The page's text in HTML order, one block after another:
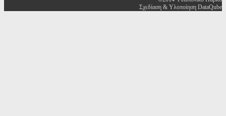
Σχεδίαση & Υλοποίηση DataQube